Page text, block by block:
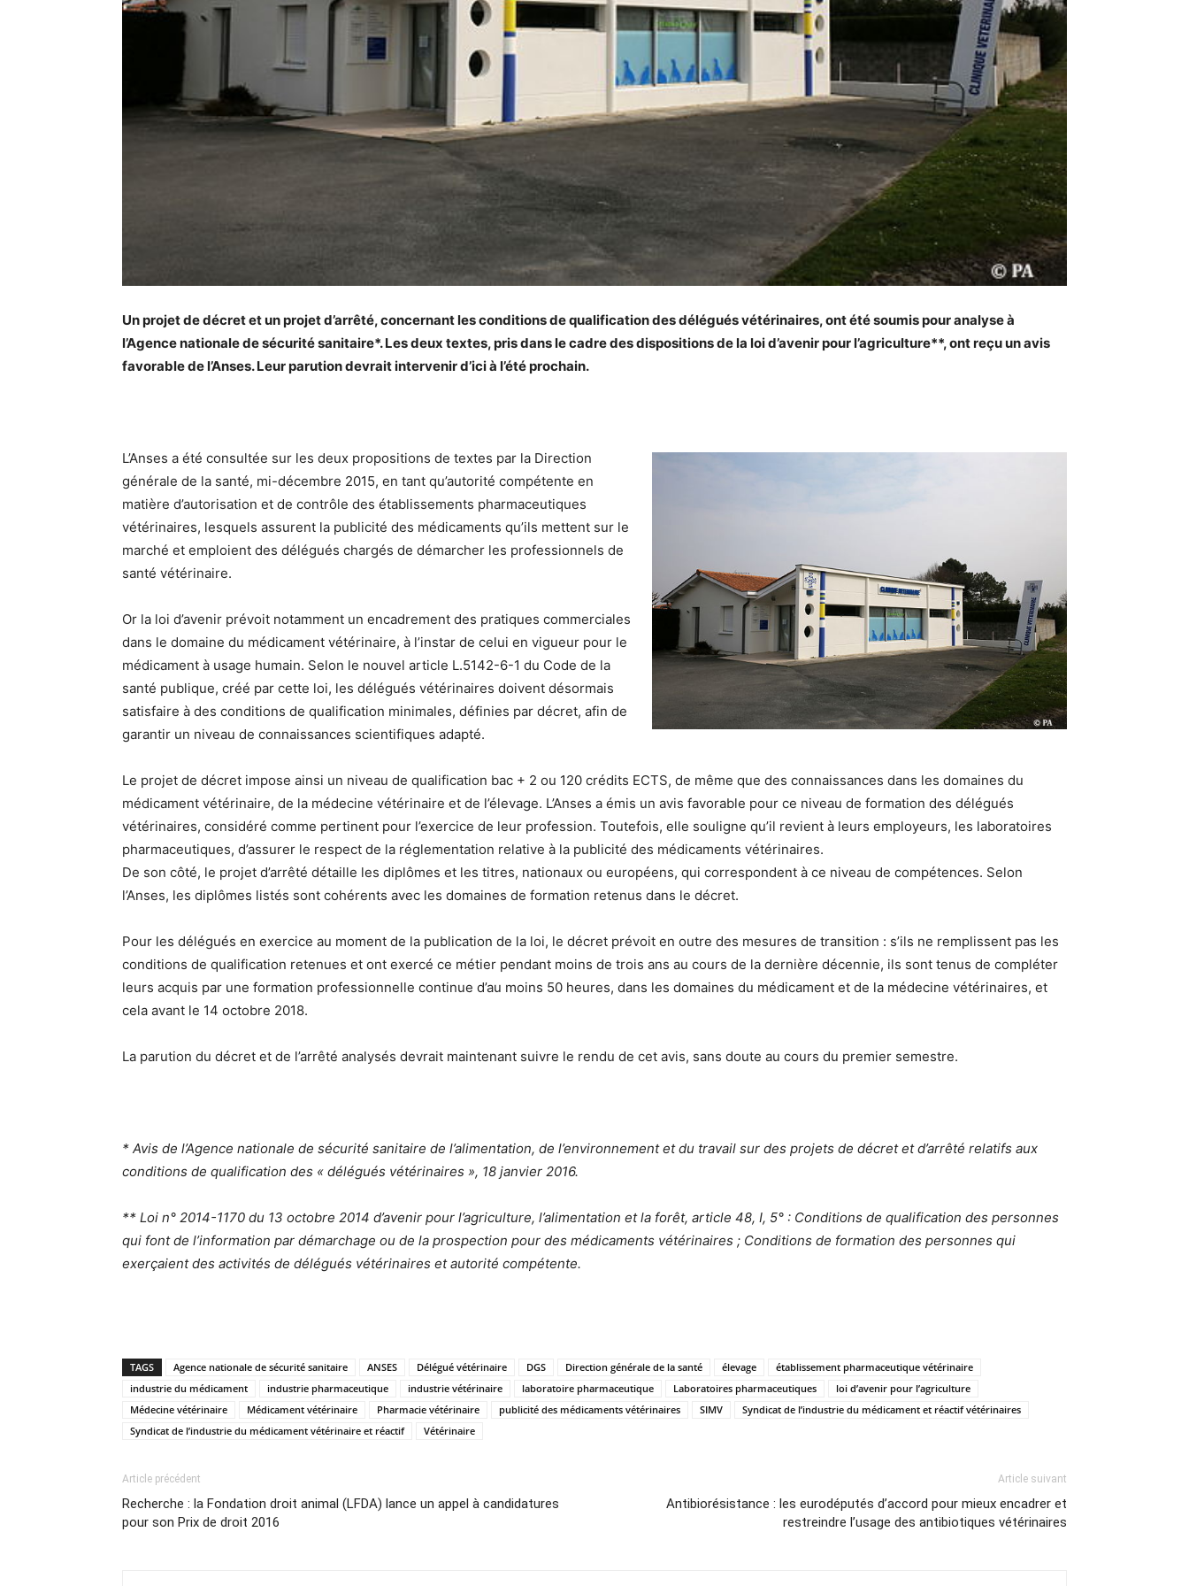
Un projet de décret et un projet d’arrêté, concernant les conditions de qualification des délégués vétérinaires, ont été soumis pour analyse à
l’Agence nationale de sécurité sanitaire*. Les deux textes, pris dans le cadre des dispositions de la loi d’avenir pour l’agriculture**, ont reçu un avis
favorable de l’Anses. Leur parution devrait intervenir d’ici à l’été prochain.
L’Anses a été consultée sur les deux propositions de textes par la Direction
générale de la santé, mi-décembre 2015, en tant qu’autorité compétente en
matière d’autorisation et de contrôle des établissements pharmaceutiques
vétérinaires, lesquels assurent la publicité des médicaments qu’ils mettent sur le
marché et emploient des délégués chargés de démarcher les professionnels de
santé vétérinaire.
Or la loi d’avenir prévoit notamment un encadrement des pratiques commerciales
dans le domaine du médicament vétérinaire, à l’instar de celui en vigueur pour le
médicament à usage humain. Selon le nouvel article L.5142-6-1 du Code de la
santé publique, créé par cette loi, les délégués vétérinaires doivent désormais
satisfaire à des conditions de qualification minimales, définies par décret, afin de
garantir un niveau de connaissances scientifiques adapté.
Le projet de décret impose ainsi un niveau de qualification bac + 2 ou 120 crédits ECTS, de même que des connaissances dans les domaines du
médicament vétérinaire, de la médecine vétérinaire et de l’élevage. L’Anses a émis un avis favorable pour ce niveau de formation des délégués
vétérinaires, considéré comme pertinent pour l’exercice de leur profession. Toutefois, elle souligne qu’il revient à leurs employeurs, les laboratoires
pharmaceutiques, d’assurer le respect de la réglementation relative à la publicité des médicaments vétérinaires.
De son côté, le projet d’arrêté détaille les diplômes et les titres, nationaux ou européens, qui correspondent à ce niveau de compétences. Selon
l’Anses, les diplômes listés sont cohérents avec les domaines de formation retenus dans le décret.
Pour les délégués en exercice au moment de la publication de la loi, le décret prévoit en outre des mesures de transition : s’ils ne remplissent pas les
conditions de qualification retenues et ont exercé ce métier pendant moins de trois ans au cours de la dernière décennie, ils sont tenus de compléter
leurs acquis par une formation professionnelle continue d’au moins 50 heures, dans les domaines du médicament et de la médecine vétérinaires, et
cela avant le 14 octobre 2018.
La parution du décret et de l’arrêté analysés devrait maintenant suivre le rendu de cet avis, sans doute au cours du premier semestre.
* Avis de l’Agence nationale de sécurité sanitaire de l’alimentation, de l’environnement et du travail sur des projets de décret et d’arrêté relatifs aux
conditions de qualification des « délégués vétérinaires », 18 janvier 2016.
** Loi n° 2014-1170 du 13 octobre 2014 d’avenir pour l’agriculture, l’alimentation et la forêt, article 48, I, 5° : Conditions de qualification des personnes
qui font de l’information par démarchage ou de la prospection pour des médicaments vétérinaires ; Conditions de formation des personnes qui
exerçaient des activités de délégués vétérinaires et autorité compétente.
TAGS Agence nationale de sécurité sanitaire ANSES Délégué vétérinaire DGS Direction générale de la santé élevage
établissement pharmaceutique vétérinaire
industrie du médicament
industrie pharmaceutique industrie vétérinaire laboratoire pharmaceutique Laboratoires pharmaceutiques
loi d’avenir pour l’agriculture
Médecine vétérinaire
Médicament vétérinaire Pharmacie vétérinaire publicité des médicaments vétérinaires SIMV
Syndicat de l’industrie du médicament et réactif vétérinaires
Syndicat de l’industrie du médicament vétérinaire et réactif
Vétérinaire
Article précédent
Recherche : la Fondation droit animal (LFDA) lance un appel à candidatures
pour son Prix de droit 2016
Article suivant
Antibiorésistance : les eurodéputés d’accord pour mieux encadrer et
restreindre l’usage des antibiotiques vétérinaires